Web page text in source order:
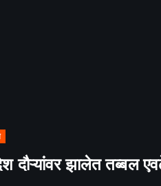
दौऱ्यांवर झालेत